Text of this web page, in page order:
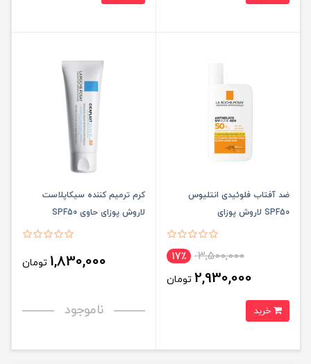
ضد آفتاب فلوئیدی انتلیوس
SPF50 لاروش پوزای
3,500,000 17٪
2,930,000 تومان
کرم ترمیم کننده سیکاپلاست
لاروش پوزای حاوی SPF50
1,830,000 تومان
ناموجود